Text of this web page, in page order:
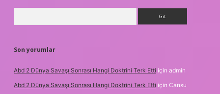
Son yorumlar
Abd 2 Dünya Savaşı Sonrası Hangi Doktrini Terk Etti için admin
Abd 2 Dünya Savaşı Sonrası Hangi Doktrini Terk Etti için Cansu